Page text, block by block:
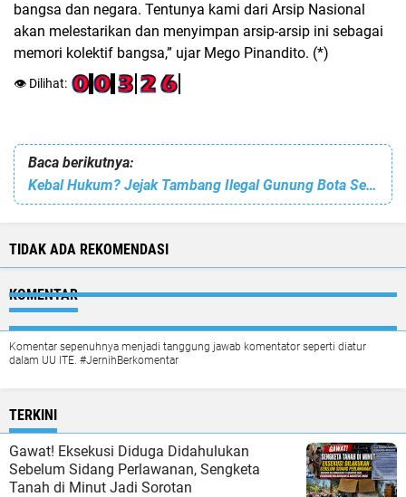
bangsa dan negara. Tentunya kami dari Arsip Nasional
akan melestarikan dan menyimpan arsip-arsip ini sebagai
memori kolektif bangsa,” ujar Mego Pinandito. (*)
👁️ Dilihat:
Baca berikutnya:
Kebal Hukum? Jejak Tambang Ilegal Gunung Bota Seret Nama Kifly, Publik Desak Mabes Polri Turun Tangan
TIDAK ADA REKOMENDASI
KOMENTAR
Komentar sepenuhnya menjadi tanggung jawab komentator seperti diatur
dalam UU ITE. #JernihBerkomentar
TERKINI
Gawat! Eksekusi Diduga Didahulukan
Sebelum Sidang Perlawanan, Sengketa
Tanah di Minut Jadi Sorotan